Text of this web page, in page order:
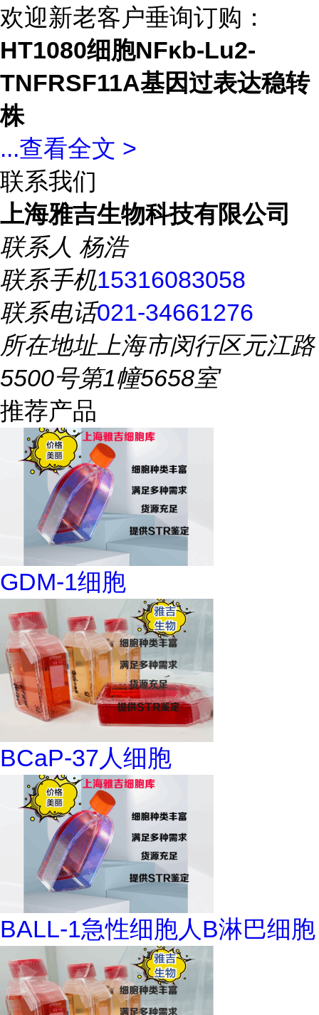
欢迎新老客户垂询订购：
HT1080细胞NFκb-Lu2-
TNFRSF11A基因过表达稳转
株
...查看全文 >
联系我们
上海雅吉生物科技有限公司
联系人 杨浩
联系手机15316083058
联系电话021-34661276
所在地址上海市闵行区元江路
5500号第1幢5658室
推荐产品
GDM-1细胞
BCaP-37人细胞
BALL-1急性细胞人B淋巴细胞